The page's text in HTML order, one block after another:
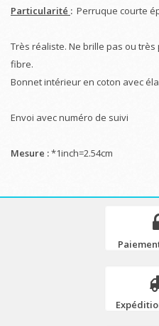
Particularité : Perruque courte
Très réaliste. Ne brille pas ou
fibre.
Bonnet intérieur en coton avec
Envoi avec numéro de suivi
Mesure :*1inch=2.54cm